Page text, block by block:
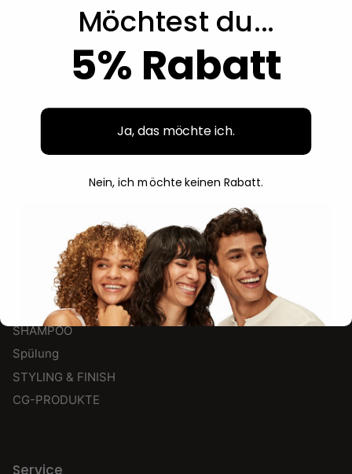
Beauty Source ist der perfekte Ort für deine Locken. Bei
uns findest du alle beliebten und Must-have-Marken.
Instagram
Speisekarte
HINWEIS
Bestseller
SHAMPOO
Spülung
STYLING & FINISH
CG-PRODUKTE
Service
Möchtest du...
5% Rabatt
Ja, das möchte ich.
Nein, ich möchte keinen Rabatt.